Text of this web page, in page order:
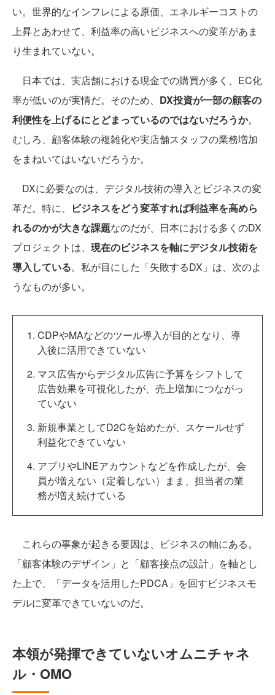
い。世界的なインフレによる原価、エネルギーコストの
上昇とあわせて、利益率の高いビジネスへの変革があま
り生まれていない。
日本では、実店舗における現金での購買が多く、EC化
率が低いのが実情だ。そのため、 DX投資が一部の顧客の
利便性を上げるにとどまっているのではないだろうか。
むしろ、顧客体験の複雑化や実店舗スタッフの業務増加
をまねいてはいないだろうか。
DXに必要なのは、デジタル技術の導入とビジネスの変
革だ。特に、
ビジネスをどう変革すれば利益率を高めら
れるのかが大きな課題なのだが、日本における多くのDX
プロジェクトは、 現在のビジネスを軸にデジタル技術を
導入している。私が目にした「失敗するDX」は、次のよ
うなものが多い。
CDPやMAなどのツール導入が目的となり、導
入後に活用できていない
マス広告からデジタル広告に予算をシフトして
広告効果を可視化したが、売上増加につながっ
ていない
新規事業としてD2Cを始めたが、スケールせず
利益化できていない
アプリやLINEアカウントなどを作成したが、会
員が増えない（定着しない）まま、担当者の業
務が増え続けている
これらの事象が起きる要因は、ビジネスの軸にある。
「顧客体験のデザイン」と「顧客接点の設計」を軸とし
た上で、「データを活用したPDCA」を回すビジネスモ
デルに変革できていないのだ。
本領が発揮できていないオムニチャネ
ル・OMO